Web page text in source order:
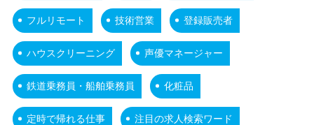
フルリモート 技術営業 登録販売者
ハウスクリーニング 声優マネージャー
鉄道乗務員・船舶乗務員 化粧品
定時で帰れる仕事 注目の求人検索ワード